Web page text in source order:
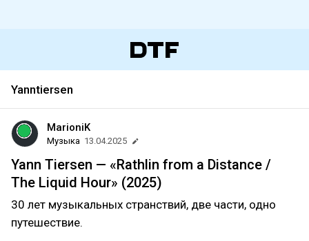
Yanntiersen
MarioniK
Музыка 13.04.2025
Yann Tiersen — «Rathlin from a Distance /
The Liquid Hour» (2025)
30 лет музыкальных странствий, две части, одно
путешествие.